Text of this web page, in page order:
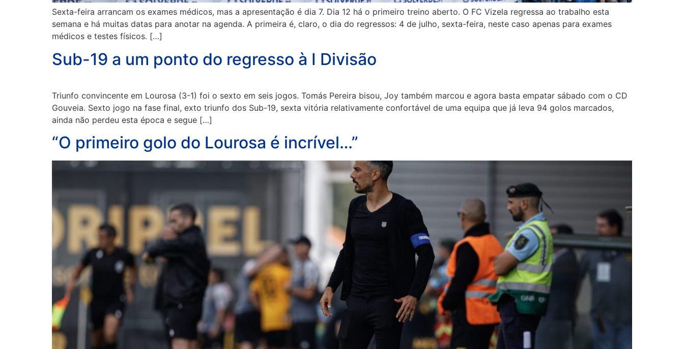
Sexta-feira arrancam os exames médicos, mas a apresentação é dia 7. Dia 12 há o primeiro treino aberto. O FC Vizela regressa ao trabalho esta
semana e há muitas datas para anotar na agenda. A primeira é, claro, o dia do regressos: 4 de julho, sexta-feira, neste caso apenas para exames
médicos e testes físicos. […]
Sub-19 a um ponto do regresso à I Divisão
Triunfo convincente em Lourosa (3-1) foi o sexto em seis jogos. Tomás Pereira bisou, Joy também marcou e agora basta empatar sábado com o CD
Gouveia. Sexto jogo na fase final, exto triunfo dos Sub-19, sexta vitória relativamente confortável de uma equipa que já leva 94 golos marcados,
ainda não perdeu esta época e segue […]
“O primeiro golo do Lourosa é incrível…”